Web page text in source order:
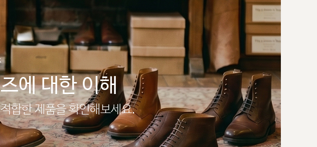
에 대한 이해
합한 제품을 확인해보세요.